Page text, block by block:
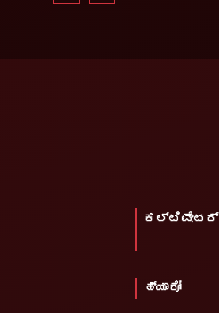
ಕಲ್ಟಿವೇಟರ್
ಹ್ಯಾರೋ